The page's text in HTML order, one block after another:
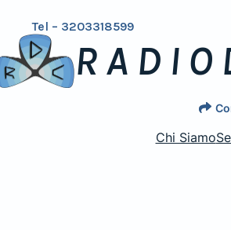
Tel – 3203318599
Chi Siamo